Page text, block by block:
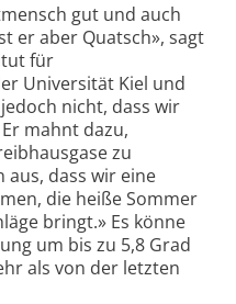
gut und auch
er aber Quatsch», sagt
für
Universität Kiel und
nicht, dass wir
mahnt dazu,
zu
aus, dass wir eine
die heiße Sommer
bringt.» Es könne
um bis zu 5,8 Grad
als von der letzten